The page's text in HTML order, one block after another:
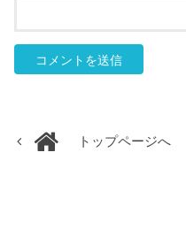
トップページへ